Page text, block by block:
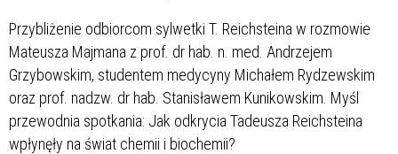
Przybliżenie odbiorcom sylwetki T. Reichsteina w rozmowie
Mateusza Majmana z prof. dr hab. n. med. Andrzejem
Grzybowskim, studentem medycyny Michałem Rydzewskim
oraz prof. nadzw. dr hab. Stanisławem Kunikowskim. Myśl
przewodnia spotkania: Jak odkrycia Tadeusza Reichsteina
wpłynęły na świat chemii i biochemii?